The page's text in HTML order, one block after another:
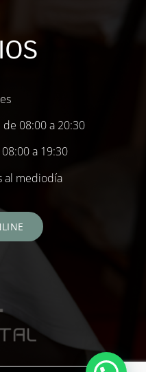
de 08:00 a 20:30
a 19:30
al mediodía